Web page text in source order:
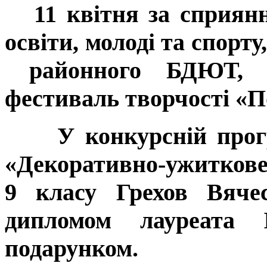
11 квітня за
освіти, молоді та
районного БДЮТ,
фестиваль творчості
У конкурсній
«Декоративно-
9 класу Грехов
дипломом
подарунком.